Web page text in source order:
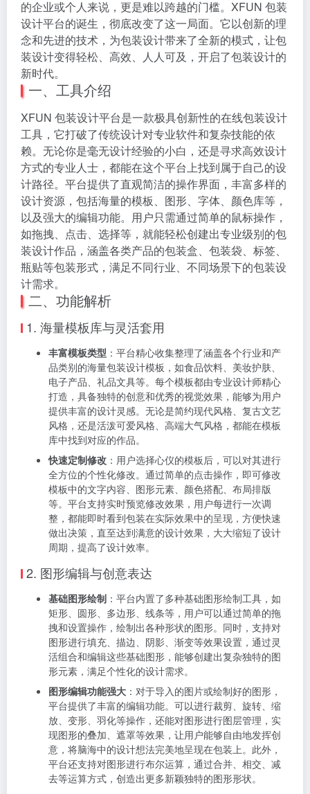
XFUN 包装设计平台介绍
背景
在包装设计领域，传统设计流程往往繁琐复杂，需要专
业设计师运用各类设计软件，经过漫长的构思、绘制、
修改过程才能完成一个项目。这不仅耗费大量时间和人
力成本，对于一些没有专业设计背景但有包装设计需求
的企业或个人来说，更是难以跨越的门槛。XFUN 包装
设计平台的诞生，彻底改变了这一局面。它以创新的理
念和先进的技术，为包装设计带来了全新的模式，让包
装设计变得轻松、高效、人人可及，开启了包装设计的
新时代。
一、工具介绍
XFUN 包装设计平台是一款极具创新性的在线包装设计
工具，它打破了传统设计对专业软件和复杂技能的依
赖。无论你是毫无设计经验的小白，还是寻求高效设计
方式的专业人士，都能在这个平台上找到属于自己的设
计路径。平台提供了直观简洁的操作界面，丰富多样的
设计资源，包括海量的模板、图形、字体、颜色库等，
以及强大的编辑功能。用户只需通过简单的鼠标操作，
如拖拽、点击、选择等，就能轻松创建出专业级别的包
装设计作品，涵盖各类产品的包装盒、包装袋、标签、
瓶贴等包装形式，满足不同行业、不同场景下的包装设
计需求。
二、功能解析
1. 海量模板库与灵活套用
丰富模板类型：平台精心收集整理了涵盖各个行业和产
品类别的海量包装设计模板，如食品饮料、美妆护肤、
电子产品、礼品文具等。每个模板都由专业设计师精心
打造，具备独特的创意和优秀的视觉效果，能够为用户
提供丰富的设计灵感。无论是简约现代风格、复古文艺
库中找到对应的作品。
快速定制修改 ：用户选择心仪的模板后，可以对其进行
全方位的个性化修改。通过简单的点击操作，即可修改
模板中的文字内容、图形元素、颜色搭配、布局排版
等。平台支持实时预览修改效果，用户每进行一次调
整，都能即时看到包装在实际效果中的呈现，方便快速
做出决策，直至达到满意的设计效果，大大缩短了设计
周期，提高了设计效率。
2. 图形编辑与创意表达
基础图形绘制：平台内置了多种基础图形绘制工具，如
矩形、圆形、多边形、线条等，用户可以通过简单的拖
拽和设置操作，绘制出各种形状的图形。同时，支持对
图形进行填充、描边、阴影、渐变等效果设置，通过灵